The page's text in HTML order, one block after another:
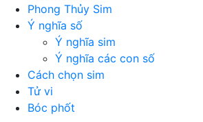
Phong Thủy Sim
Ý nghĩa số
Ý nghĩa sim
Ý nghĩa các con số
Cách chọn sim
Tử vi
Bóc phốt